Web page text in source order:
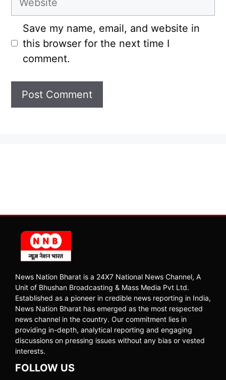
Save my name, email, and website in
this browser for the next time I
comment.
News Nation Bharat is a 24X7 National News Channel, A
Unit of Bhushan Broadcasting & Mass Media Pvt Ltd.
Established as a pioneer in credible news reporting in India,
News Nation Bharat has emerged as the most respected
news channel in the country. Our commitment lies in
providing in-depth, analytical reporting and engaging
discussions on pressing issues without any bias or vested
interests.
FOLLOW US